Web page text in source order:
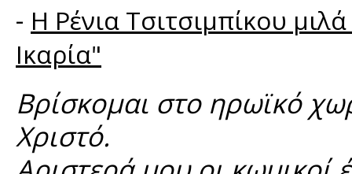
- Η Ρένια Τσιτσιμπίκου
Ικαρία"
Βρίσκομαι στο ηρωϊκό
Χριστό.